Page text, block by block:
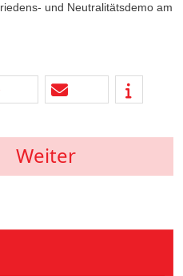
und Neutralitätsdemo am
Weiter